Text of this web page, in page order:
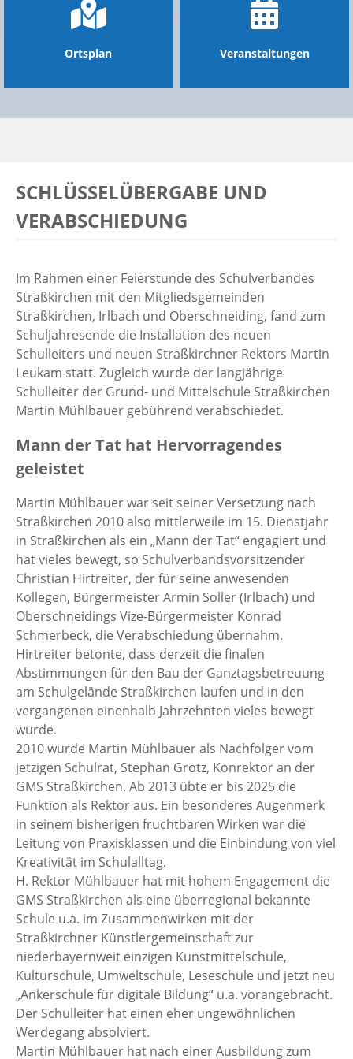
Ortsplan Veranstaltungen
SCHLÜSSELÜBERGABE UND
VERABSCHIEDUNG
Im Rahmen einer Feierstunde des Schulverbandes
Straßkirchen mit den Mitgliedsgemeinden
Straßkirchen, Irlbach und Oberschneiding, fand zum
Schuljahresende die Installation des neuen
Schulleiters und neuen Straßkirchner Rektors Martin
Leukam statt. Zugleich wurde der langjährige
Schulleiter der Grund- und Mittelschule Straßkirchen
Martin Mühlbauer gebührend verabschiedet.
Mann der Tat hat Hervorragendes
geleistet
Martin Mühlbauer war seit seiner Versetzung nach
Straßkirchen 2010 also mittlerweile im 15. Dienstjahr
in Straßkirchen als ein „Mann der Tat“ engagiert und
hat vieles bewegt, so Schulverbandsvorsitzender
Christian Hirtreiter, der für seine anwesenden
Kollegen, Bürgermeister Armin Soller (Irlbach) und
Oberschneidings Vize-Bürgermeister Konrad
Schmerbeck, die Verabschiedung übernahm.
Hirtreiter betonte, dass derzeit die finalen
Abstimmungen für den Bau der Ganztagsbetreuung
am Schulgelände Straßkirchen laufen und in den
vergangenen einenhalb Jahrzehnten vieles bewegt
wurde.
2010 wurde Martin Mühlbauer als Nachfolger vom
jetzigen Schulrat, Stephan Grotz, Konrektor an der
GMS Straßkirchen. Ab 2013 übte er bis 2025 die
Funktion als Rektor aus. Ein besonderes Augenmerk
in seinem bisherigen fruchtbaren Wirken war die
Leitung von Praxisklassen und die Einbindung von viel
Kreativität im Schulalltag.
H. Rektor Mühlbauer hat mit hohem Engagement die
GMS Straßkirchen als eine überregional bekannte
Schule u.a. im Zusammenwirken mit der
Straßkirchner Künstlergemeinschaft zur
niederbayernweit einzigen Kunstmittelschule,
Kulturschule, Umweltschule, Leseschule und jetzt neu
„Ankerschule für digitale Bildung“ u.a. vorangebracht.
Der Schulleiter hat einen eher ungewöhnlichen
Werdegang absolviert.
Martin Mühlbauer hat nach einer Ausbildung zum